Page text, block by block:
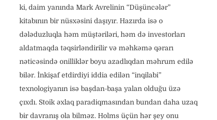
ki, daim yanında Mark Avrelinin “Düşüncələr”
kitabının bir nüsxəsini daşıyır. Hazırda isə o
dələduzluqla həm müştəriləri, həm də investorları
aldatmaqda təqsirləndirilir və məhkəmə qərarı
nəticəsində onilliklər boyu azadlıqdan məhrum edilə
bilər. İnkişaf etdirdiyi iddia edilən “inqilabi”
texnologiyanın isə başdan-başa yalan olduğu üzə
çıxdı. Stoik əxlaq paradiqmasından bundan daha uzaq
bir davranış ola bilməz. Holms üçün hər şey onu